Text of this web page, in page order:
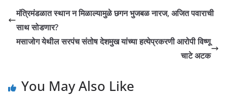
मंत्रिमंडळात स्थान न मिळाल्यामुळे छगन भुजबळ नारज, अजित पवाराची
साथ सोडणार?
मसाजोग येथील सरपंच संतोष देशमुख यांच्या हत्येप्रकरणी आरोपी विष्णू
चाटे अटक
You May Also Like